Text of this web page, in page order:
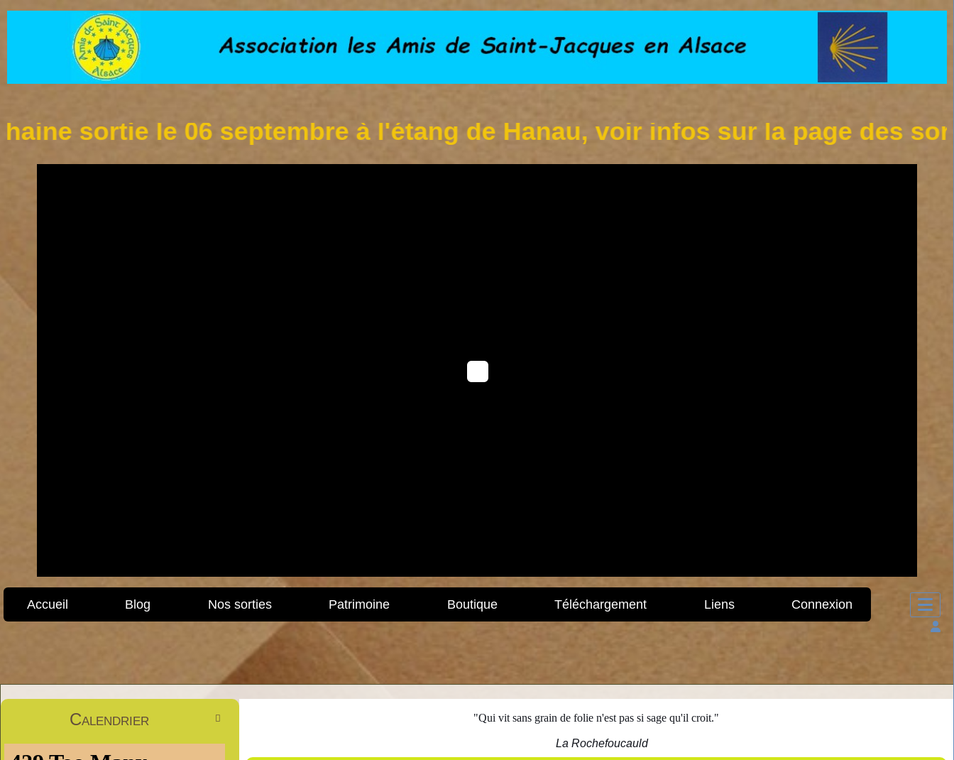
sortie le 06 septembre à l'étang de Hanau, voir infos sur la page des sorties
Accueil Blog Nos sorties Patrimoine Boutique Téléchargement Liens Connexion

Calendrier "Qui vit sans grain de folie n'est pas si sage qu'il croit."
La Rochefoucauld